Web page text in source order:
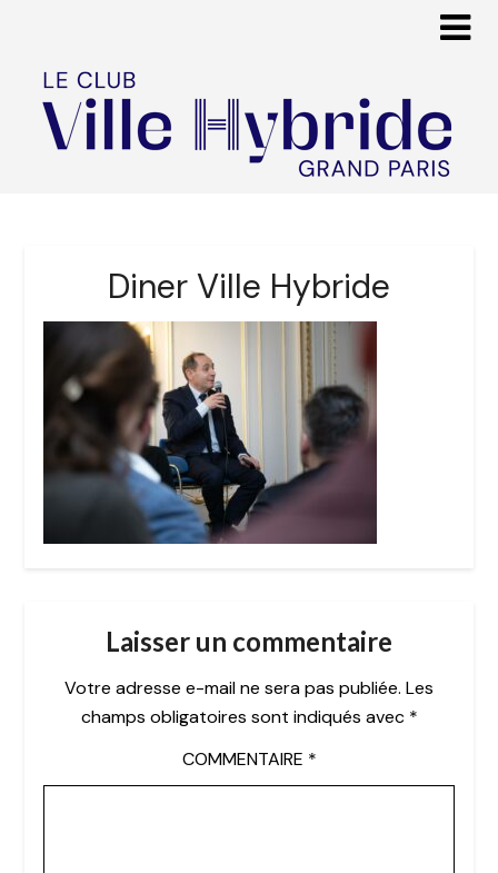
Diner Ville Hybride
Laisser un commentaire
Votre adresse e-mail ne sera pas publiée. Les
champs obligatoires sont indiqués avec *
COMMENTAIRE *